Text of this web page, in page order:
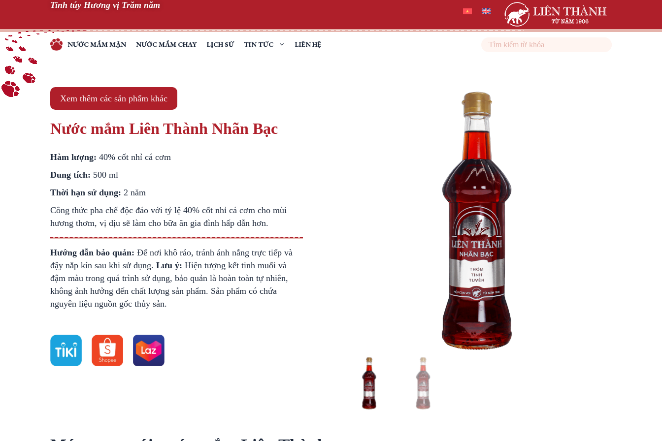
content
Tinh túy Hương vị Trăm năm
TINH
VỊ
NƯỚC MẮM MẶN NƯỚC MẮM CHAY LỊCH SỬ TIN TỨC LIÊN HỆ Search
Xem thêm các sản phẩm khác
Nước mắm Liên Thành Nhãn Bạc
Hàm lượng: 40% cốt nhỉ cá cơm
Dung tích: 500 ml
Thời hạn sử dụng: 2 năm
Công thức pha chế độc đáo với tỷ lệ 40% cốt nhỉ cá cơm cho mùi
hương thơm, vị dịu sẽ làm cho bữa ăn gia đình hấp dẫn hơn.
Hướng dẫn bảo quản: Để nơi khô ráo, tránh ánh nắng trực tiếp và
đậy nắp kín sau khi sử dụng. Lưu ý: Hiện tượng kết tinh muối và
đậm màu trong quá trình sử dụng, bảo quản là hoàn toàn tự nhiên,
không ảnh hưởng đến chất lượng sản phẩm. Sản phẩm có chứa
nguyên liệu nguồn gốc thủy sản.